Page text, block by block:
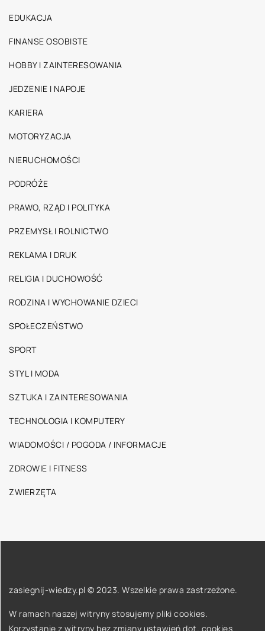
EDUKACJA
FINANSE OSOBISTE
HOBBY I ZAINTERESOWANIA
JEDZENIE I NAPOJE
KARIERA
MOTORYZACJA
NIERUCHOMOŚCI
PODRÓŻE
PRAWO, RZĄD I POLITYKA
PRZEMYSŁ I ROLNICTWO
REKLAMA I DRUK
RELIGIA I DUCHOWOŚĆ
RODZINA I WYCHOWANIE DZIECI
SPOŁECZEŃSTWO
SPORT
STYL I MODA
SZTUKA I ZAINTERESOWANIA
TECHNOLOGIA I KOMPUTERY
WIADOMOŚCI / POGODA / INFORMACJE
ZDROWIE I FITNESS
ZWIERZĘTA
zasiegnij-wiedzy.pl © 2023. Wszelkie prawa zastrzeżone.
W ramach naszej witryny stosujemy pliki cookies.
Korzystanie z witryny bez zmiany ustawień dot. cookies